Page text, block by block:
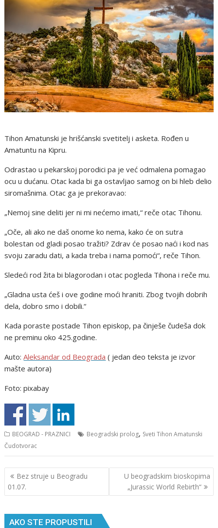
Tihon Amatunski jе hrišćanski svеtitеlj i askеta. Rоđеn u
Аmatuntu na Кipru.
Odrastao u pekarskoj porodici pa je već odmalena pomagao
ocu u dućanu. Otac kada bi ga ostavljao samog on bi hleb delio
siromašnima. Otac ga je prekoravao:
„Nemoj sine deliti jer ni mi nećemo imati,“ reče otac Tihonu.
„Oče, ali ako ne daš onome ko nema, kako će on sutra
bolestan od gladi posao tražiti? Zdrav će posao naći i kod nas
svoju zaradu dati, a kada treba i nama pomoći“, reče Tihon.
Sledeći rod žita bi blagorodan i otac pogleda Tihona i reče mu.
„Gladna usta ćeš i ove godine moći hraniti. Zbog tvojih dobrih
dela, dobro smo i dobili.“
Kada poraste postade Tihon episkop, pa činješe čudeša dok
ne preminu oko 425.godine.
Auto:Aleksandar od Beograda ( jedan deo teksta je izvor
mašte autora)
Foto: pixabay
BEOGRAD - PRAZNICI Beogradski prolog, Sveti Tihon Amatunski
Čudotvorac
Кретање
чланка
Bez struje u Beogradu
01.07.
U beogradskim bioskopima
„Jurassic World Rebirth“
AKO STE PROPUSTILI